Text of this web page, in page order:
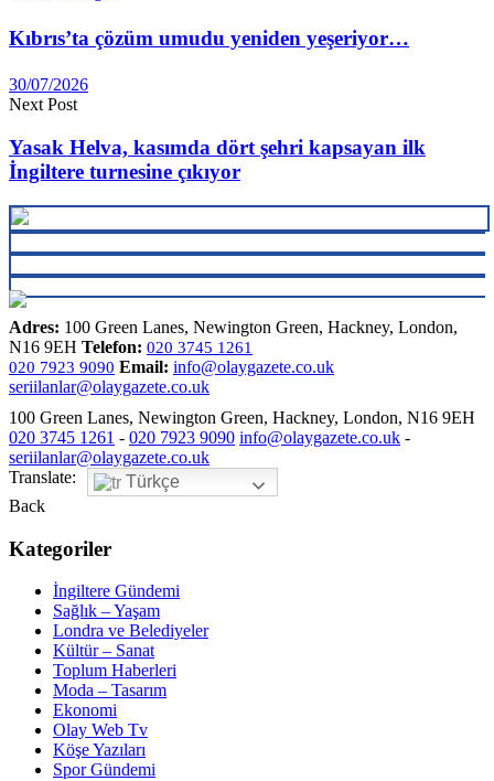
Kıbrıs’ta çözüm umudu yeniden yeşeriyor…
30/07/2026
Next Post
Yasak Helva, kasımda dört şehri kapsayan ilk
İngiltere turnesine çıkıyor
Adres: 100 Green Lanes, Newington Green, Hackney, London,
N16 9EH Telefon: 020 3745 1261
020 7923 9090 Email: info@olaygazete.co.uk
seriilanlar@olaygazete.co.uk
100 Green Lanes, Newington Green, Hackney, London, N16 9EH
020 3745 1261 - 020 7923 9090 info@olaygazete.co.uk -
seriilanlar@olaygazete.co.uk
Translate:
Türkçe
Back
Kategoriler
İngiltere Gündemi
Sağlık – Yaşam
Londra ve Belediyeler
Kültür – Sanat
Toplum Haberleri
Moda – Tasarım
Ekonomi
Olay Web Tv
Köşe Yazıları
Spor Gündemi